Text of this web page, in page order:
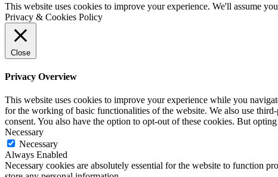
This website uses cookies to improve your experience. We'll assume
Privacy & Cookies Policy
Close
Privacy Overview
This website uses cookies to improve your experience while you
for the working of basic functionalities of the website. We also use
consent. You also have the option to opt-out of these cookies. But
Necessary
Necessary
Always Enabled
Necessary cookies are absolutely essential for the website to function